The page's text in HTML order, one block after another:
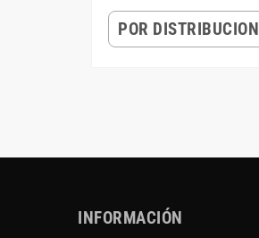
POR DISTRIBUCION
INFORMACIÓN